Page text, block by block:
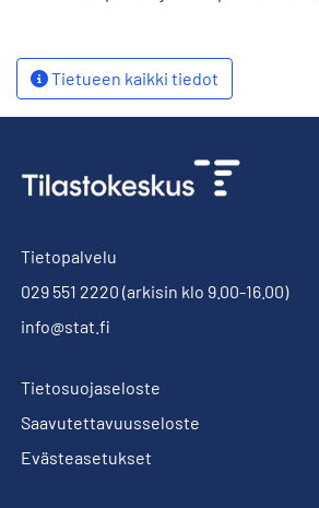
Tietueen kaikki tiedot
Tietopalvelu
029 551 2220 (arkisin klo 9.00-16.00)
info@stat.fi
Tietosuojaseloste
Saavutettavuusseloste
Evästeasetukset